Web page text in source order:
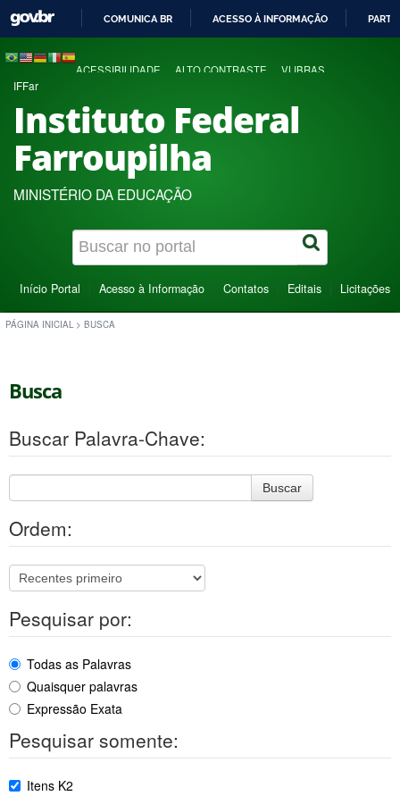
COMUNICA BR ACESSO À INFORMAÇÃO
ACESSIBILIDADE ALTO CONTRASTE VLIBRAS
IFFar
Instituto Federal
Farroupilha
MINISTÉRIO DA EDUCAÇÃO
Início Portal Acesso à Informação Contatos Editais Licitações
PÁGINA INICIAL > BUSCA
Busca
Buscar Palavra-Chave:
Buscar
Ordem:
Pesquisar por:
Todas as Palavras
Quaisquer palavras
Expressão Exata
Pesquisar somente:
Itens K2